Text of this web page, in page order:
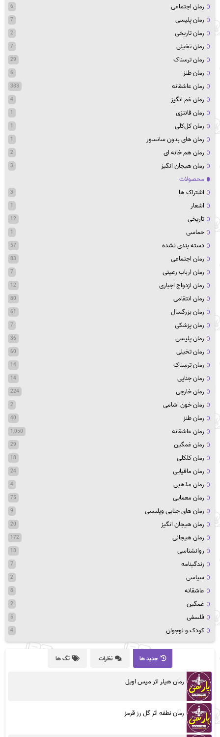
رمان اجتماعی 6
رمان پلیسی 7
رمان تاریخی 2
رمان تخیلی 7
رمان ترسناک 29
رمان طنز 6
رمان عاشقانه 383
رمان غم انگیز 4
رمان فانتزی 1
رمان کل‌کلی 1
رمان های بدون سانسور 1
رمان هم خانه ای 2
رمان هیجان انگیز 3
محصولات
اشتراک ها
3
اشعار 1
تاریخی 12
حماسی 1
دسته بندی نشده 57
رمان اجتماعی 83
رمان ارباب رعیتی 7
رمان ازدواج اجباری 12
رمان انتقامی 80
رمان بزرگسال 61
رمان پزشکی 7
رمان پلیسی 36
رمان تخیلی 60
رمان ترسناک 14
رمان جنایی 14
رمان خارجی 224
رمان خون اشامی 2
رمان طنز 40
رمان عاشقانه 1,050
رمان غمگین 29
رمان کلکلی 18
رمان مافیایی 24
رمان مذهبی 4
رمان معمایی 75
رمان های جنایی وپلیسی 9
رمان هیجان انگیز 20
رمان هیجانی 172
روانشناسی 13
زندگینامه 7
سیاسی 2
عاشقانه 8
غمگین 2
فلسفی 5
کودک و نوجوان 4
جدید ها نظرات تگ ها
رمان هیلر اثر میس اویل
رمان نطفه اثر گل رز قرمز